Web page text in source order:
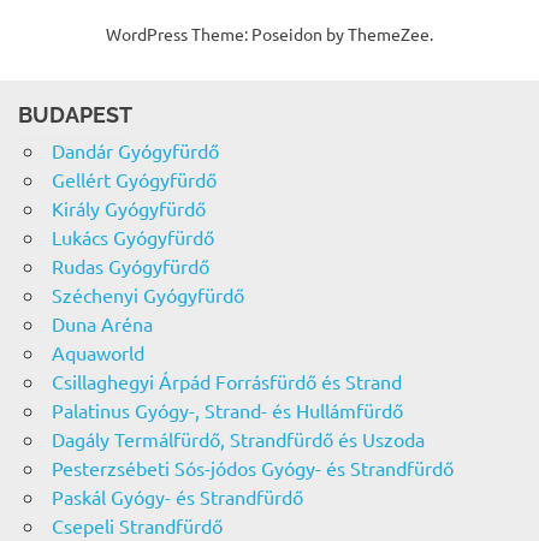
WordPress Theme: Poseidon by ThemeZee.
BUDAPEST
Dandár Gyógyfürdő
Gellért Gyógyfürdő
Király Gyógyfürdő
Lukács Gyógyfürdő
Rudas Gyógyfürdő
Széchenyi Gyógyfürdő
Duna Aréna
Aquaworld
Csillaghegyi Árpád Forrásfürdő és Strand
Palatinus Gyógy-, Strand- és Hullámfürdő
Dagály Termálfürdő, Strandfürdő és Uszoda
Pesterzsébeti Sós-jódos Gyógy- és Strandfürdő
Paskál Gyógy- és Strandfürdő
Csepeli Strandfürdő